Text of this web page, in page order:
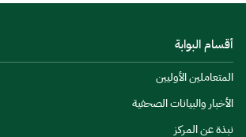
أقسام البوابة
المتعاملين الأوليين
الأخبار والبيانات الصحفية
نبذة عن المركز